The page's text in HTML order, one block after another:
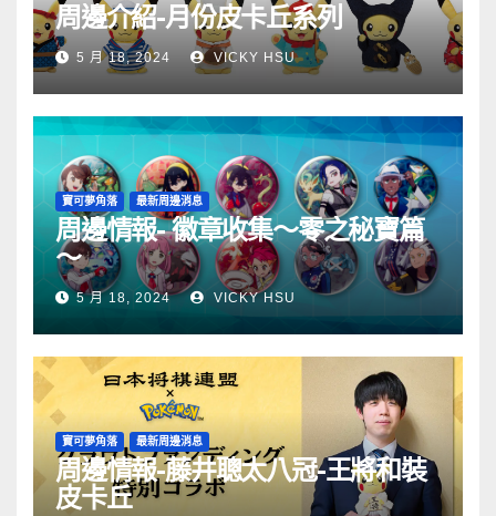
周邊介紹-月份皮卡丘系列
5 月 18, 2024 VICKY HSU
寶可夢角落 最新周邊消息
周邊情報- 徽章收集～零之秘寶篇
～
5 月 18, 2024 VICKY HSU
寶可夢角落 最新周邊消息
周邊情報-藤井聰太八冠-王將和裝
皮卡丘